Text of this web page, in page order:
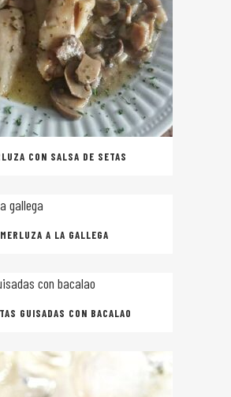
CON SALSA DE SETAS
MERLUZA A LA GALLEGA
GUISADAS CON BACALAO